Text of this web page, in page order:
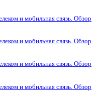
и мобильная связь. Обзор
и мобильная связь. Обзор
и мобильная связь. Обзор
и мобильная связь. Обзор